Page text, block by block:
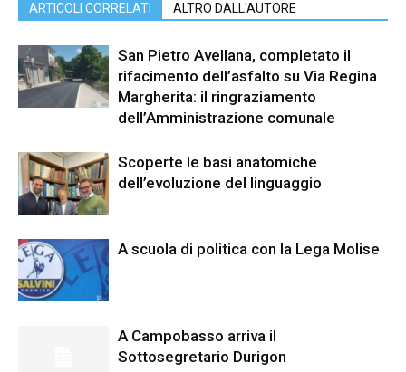
ARTICOLI CORRELATI ALTRO DALL'AUTORE
San Pietro Avellana, completato il
rifacimento dell’asfalto su Via Regina
Margherita: il ringraziamento
dell’Amministrazione comunale
Scoperte le basi anatomiche
dell’evoluzione del linguaggio
A scuola di politica con la Lega Molise
A Campobasso arriva il
Sottosegretario Durigon